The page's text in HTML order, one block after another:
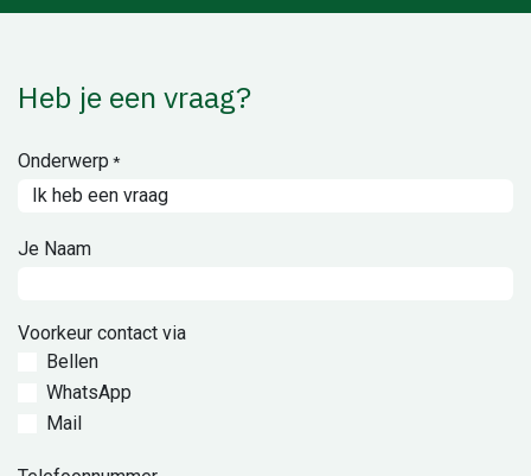
Heb je een vraag?
Onderwerp *
Je Naam
Voorkeur contact via
Bellen
WhatsApp
Mail